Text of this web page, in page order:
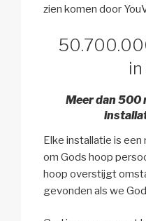
zien komen door
Meer dan 500
Elke installatie is
om Gods hoop
hoop overstijgt
gevonden als we